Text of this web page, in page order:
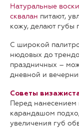
Натуральные
сквалан питают,
кожу, делают губы
С широкой
нюдовых до
праздничных –
дневной и
Советы
Перед нанесением
карандашом
увеличения губ